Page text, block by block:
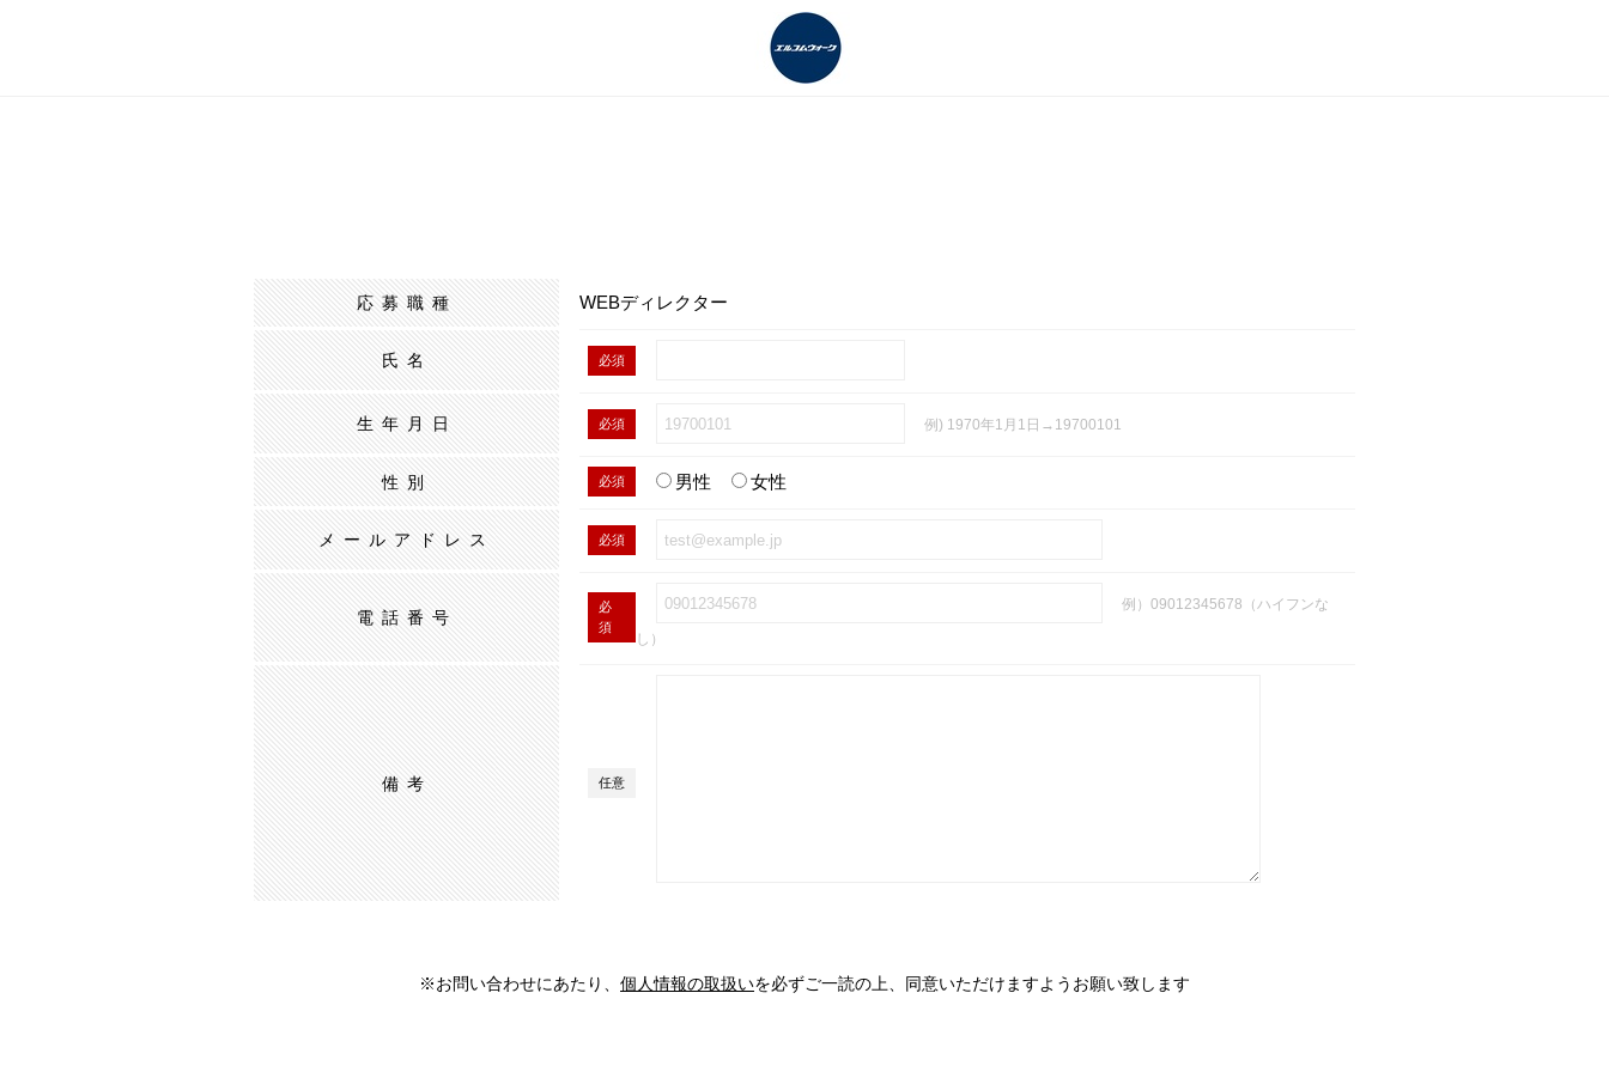
応募職種 WEBディレクター
氏名 必須
生年月日 必須 例) 1970年1月1日→19700101
性別 必須 男性 女性
メールアドレス 必須
電話番号
必
須
例）09012345678（ハイフンな
し）
備考 任意
※お問い合わせにあたり、 個人情報の取扱いを必ずご一読の上、同意いただけますようお願い致します